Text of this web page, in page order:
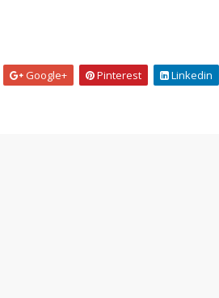
Google+ Pinterest Linkedin